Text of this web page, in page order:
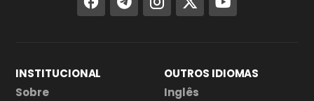
INSTITUCIONAL
Sobre
OUTROS IDIOMAS
Inglês